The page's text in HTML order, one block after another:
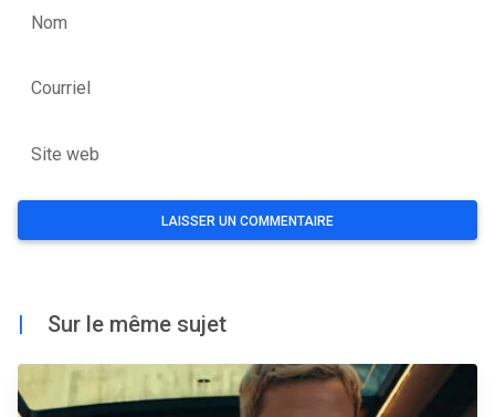
Nom
Courriel
Site web
| Sur le même sujet